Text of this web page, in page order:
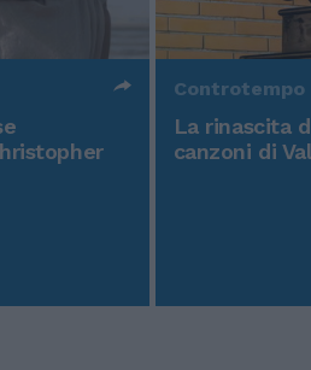
Controtempo
La rinascita
canzoni di